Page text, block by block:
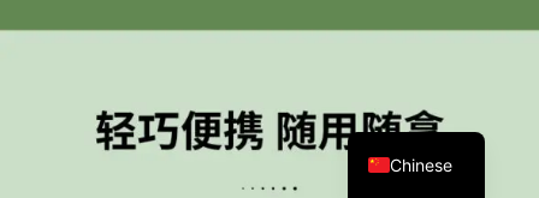
Chinese